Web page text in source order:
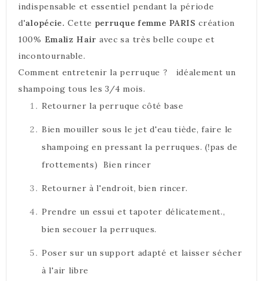
indispensable et essentiel pendant la période
d'alopécie.Cette perruque femme PARIS création
100% Emaliz Hair avec sa très belle coupe et
incontournable.
Comment entretenir la perruque ? idéalement un
shampoing tous les 3/4 mois.
Retourner la perruque côté base
Bien mouiller sous le jet d'eau tiède, faire le
shampoing en pressant la perruques. (!pas de
frottements) Bien rincer
Retourner à l'endroit, bien rincer.
Prendre un essui et tapoter délicatement.,
bien secouer la perruques.
Poser sur un support adapté et laisser sécher
à l'air libre